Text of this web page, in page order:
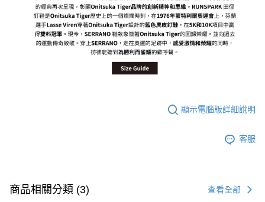
付款後7-11取貨
每筆NT$80，滿NT$6,000(含以上)免運費
每筆NT$120，滿NT$6,000(含以上)免運費
顯示電腦版詳細說明
客服
商品相關分類 (3) 查看全部